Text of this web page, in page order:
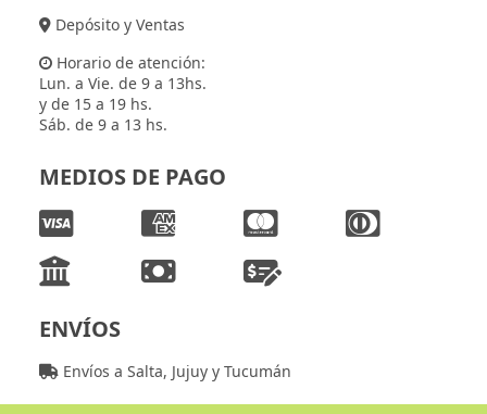
Depósito y Ventas
Horario de atención:
Lun. a Vie. de 9 a 13hs.
y de 15 a 19 hs.
Sáb. de 9 a 13 hs.
MEDIOS DE PAGO
ENVÍOS
Envíos a Salta, Jujuy y Tucumán